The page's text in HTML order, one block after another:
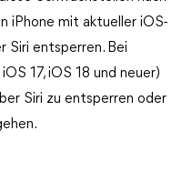
iPhone mit aktueller iOS-
Siri entsperren. Bei
17, iOS 18 und neuer)
Siri zu entsperren oder